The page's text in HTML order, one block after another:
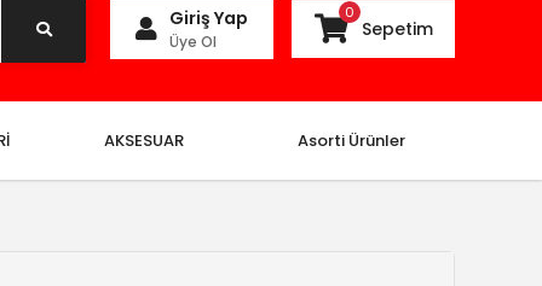
Giriş Yap
Üye Ol
0
Sepetim
AKSESUAR Asorti Ürünler